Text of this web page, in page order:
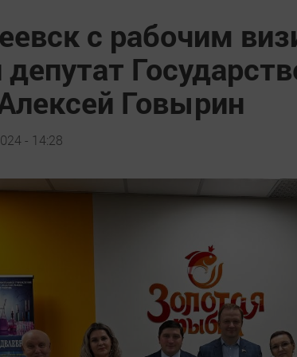
с рабочим
депутат
Говырин
- 14:28